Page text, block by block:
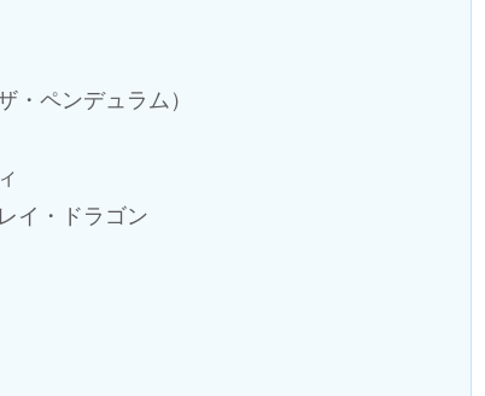
・ペンデュラム）
イ・ドラゴン